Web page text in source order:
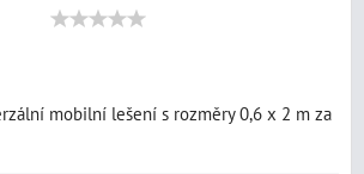
mobilní lešení s rozměry 0,6 x 2 m za